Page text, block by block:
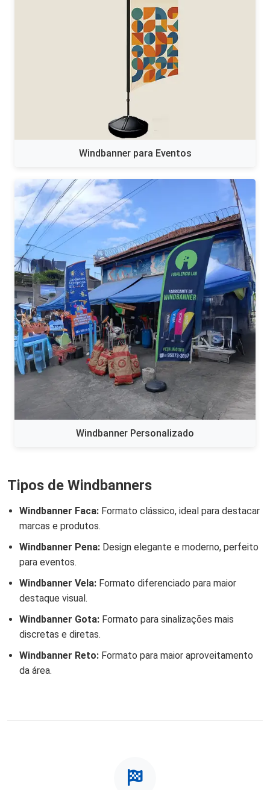
Windbanner para Eventos
Windbanner Personalizado
Tipos de Windbanners
Windbanner Faca: Formato clássico, ideal para destacar
marcas e produtos.
Windbanner Pena: Design elegante e moderno, perfeito
para eventos.
Windbanner Vela: Formato diferenciado para maior
destaque visual.
Windbanner Gota: Formato para sinalizações mais
discretas e diretas.
Windbanner Reto: Formato para maior aproveitamento
da área.